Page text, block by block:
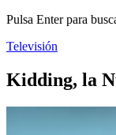
Pulsa Enter para
Televisión
Kidding, la